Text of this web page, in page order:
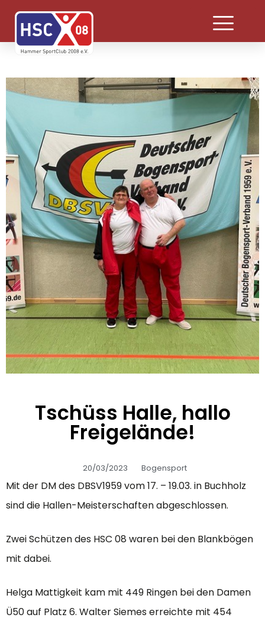
Tschüss Halle, hallo
Freigelände!
20/03/2023 Bogensport
Mit der DM des DBSV1959 vom 17. – 19.03. in Buchholz
sind die Hallen-Meisterschaften abgeschlossen.
Zwei Schützen des HSC 08 waren bei den Blankbögen
mit dabei.
Helga Mattigkeit kam mit 449 Ringen bei den Damen
Ü50 auf Platz 6. Walter Siemes erreichte mit 454